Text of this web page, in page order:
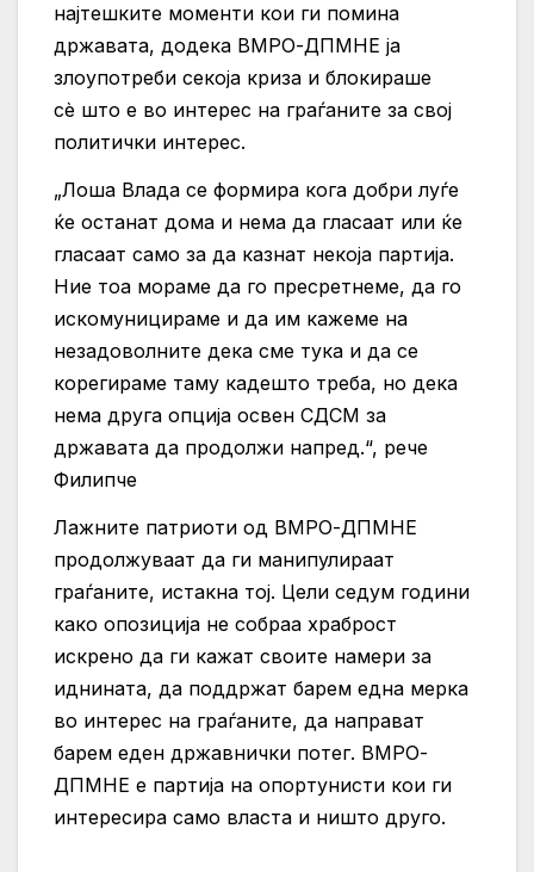
најтешките моменти кои ги помина
државата, додека ВМРО-ДПМНЕ ја
злоупотреби секоја криза и блокираше
сè што е во интерес на граѓаните за свој
политички интерес.
„Лоша Влада се формира кога добри луѓе
ќе останат дома и нема да гласаат или ќе
гласаат само за да казнат некоја партија.
Ние тоа мораме да го пресретнеме, да го
искомуницираме и да им кажеме на
незадоволните дека сме тука и да се
корегираме таму кадешто треба, но дека
нема друга опција освен СДСМ за
државата да продолжи напред.“, рече
Филипче
Лажните патриоти од ВМРО-ДПМНЕ
продолжуваат да ги манипулираат
граѓаните, истакна тој. Цели седум години
како опозиција не собраа храброст
искрено да ги кажат своите намери за
иднината, да поддржат барем една мерка
во интерес на граѓаните, да направат
барем еден државнички потег. ВМРО-
ДПМНЕ е партија на опортунисти кои ги
интересира само власта и ништо друго.